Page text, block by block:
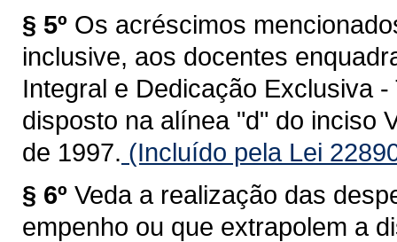
§ 5º Os acréscimos
inclusive, aos docentes
Integral e Dedicação Exclusiva
disposto na alínea "d" do inciso
de 1997. (Incluído pela Lei
§ 6º Veda a realização das
empenho ou que extrapolem a